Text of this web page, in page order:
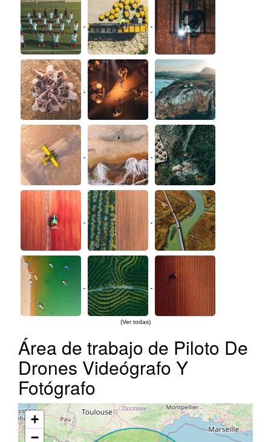
(Ver todas)
Área de trabajo de Piloto De
Drones Videógrafo Y
Fotógrafo
+
−